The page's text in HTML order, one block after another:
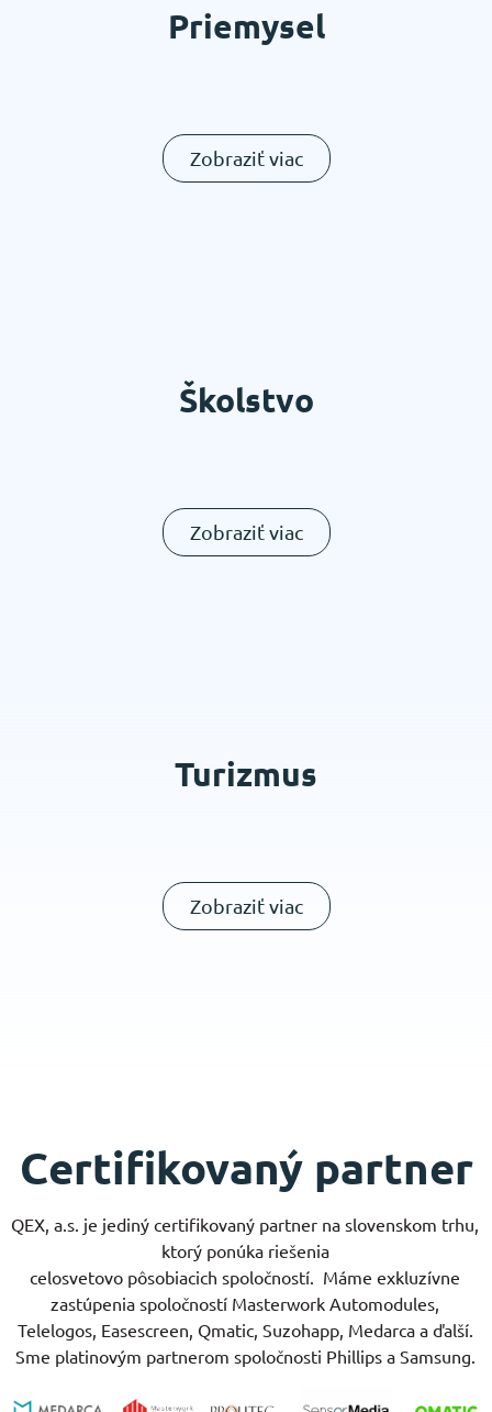
Priemysel
Zobraziť viac
Školstvo
Zobraziť viac
Turizmus
Zobraziť viac
Certifikovaný partner
QEX, a.s. je jediný certifikovaný partner na slovenskom trhu,
ktorý ponúka riešenia
celosvetovo pôsobiacich spoločností. Máme exkluzívne
zastúpenia spoločností Masterwork Automodules,
Telelogos, Easescreen, Qmatic, Suzohapp, Medarca a ďalší.
Sme platinovým partnerom spoločnosti Phillips a Samsung.